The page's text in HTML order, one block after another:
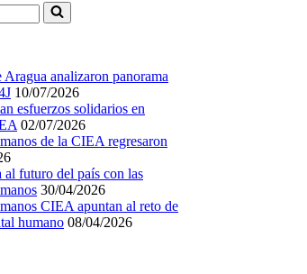
Aragua analizaron panorama
10/07/2026
esfuerzos solidarios en
02/07/2026
de la CIEA regresaron
futuro del país con las
30/04/2026
CIEA apuntan al reto de
humano 08/04/2026